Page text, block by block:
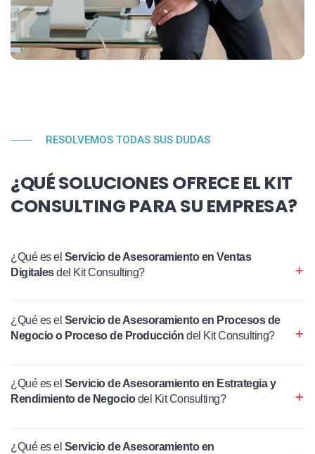
RESOLVEMOS TODAS SUS DUDAS
¿QUÉ SOLUCIONES OFRECE EL KIT
CONSULTING PARA SU EMPRESA?
¿Qué es el Servicio de Asesoramiento en Ventas
Digitalesdel Kit Consulting?
¿Qué es el Servicio de Asesoramiento en Procesos de
Negocio o Proceso de Producción del Kit Consulting?
¿Qué es el Servicio de Asesoramiento en Estrategia y
Rendimiento de Negociodel Kit Consulting?
¿Qué es el Servicio de Asesoramiento en